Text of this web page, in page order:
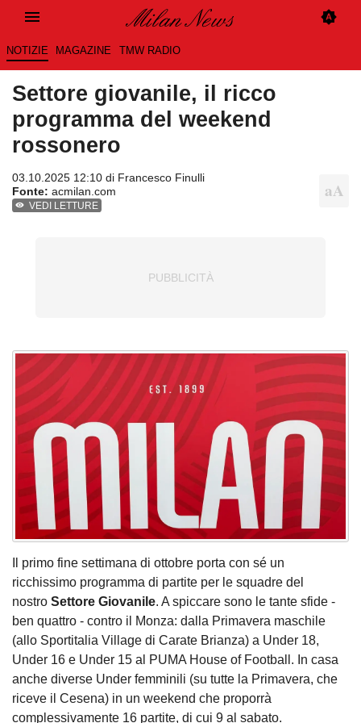
NOTIZIE MAGAZINE TMW RADIO
Settore giovanile, il ricco
programma del weekend
rossonero
03.10.2025 12:10 di Francesco Finulli
Fonte: acmilan.com
VEDI LETTURE
Il primo fine settimana di ottobre porta con sé un
ricchissimo programma di partite per le squadre del
nostro Settore Giovanile. A spiccare sono le tante sfide -
ben quattro - contro il Monza: dalla Primavera maschile
(allo Sportitalia Village di Carate Brianza) a Under 18,
Under 16 e Under 15 al PUMA House of Football. In casa
anche diverse Under femminili (su tutte la Primavera, che
riceve il Cesena) in un weekend che proporrà
complessivamente 16 partite, di cui 9 al sabato.